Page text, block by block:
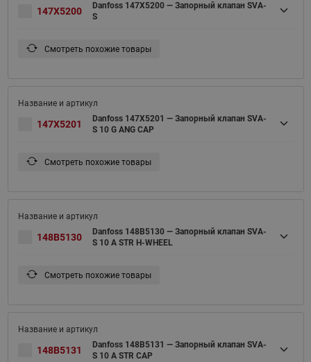
147X5200
Danfoss 147X5200 — Запорный клапан SVA-
S
Смотреть похожие товары
147X5201
Danfoss 147X5201 — Запорный клапан SVA-
S 10 G ANG CAP
Смотреть похожие товары
148B5130
Danfoss 148B5130 — Запорный клапан SVA-
S 10 A STR H-WHEEL
Смотреть похожие товары
148B5131
Danfoss 148B5131 — Запорный клапан SVA-
S 10 A STR CAP